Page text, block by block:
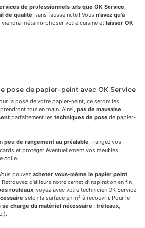
de professionnels tels que OK Service,
de qualité, sans fausse note ! Vous n’avez qu’à
viendra métamorphoser votre cuisine et laisser OK
pose de papier-peint avec OK Service
la pose de votre papier-peint, ce seront les
tout en main. Ainsi, pas de mauvaise
parfaitement les techniques de pose de papier-
peu de rangement au préalable : rangez vos
et protéger éventuellement vos meubles
colle.
pouvez acheter vous-même le papier peint
. Retrouvez d’ailleurs notre carnet d’inspiration en fin
rouleaux , voyez avec votre technicien OK Service
selon la surface en m² à recouvrir. Pour le
se charge du matériel nécessaire : tréteaux